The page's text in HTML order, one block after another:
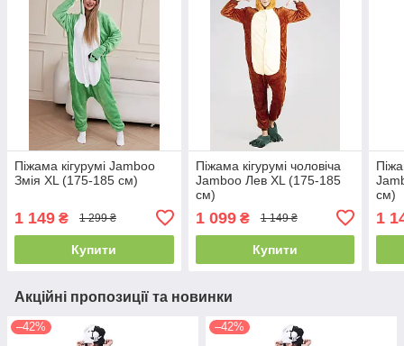
Піжама кігурумі Jamboo
Змія XL (175-185 см)
1 149 ₴ 1 299 ₴
Купити
Піжама кігурумі чоловіча
Jamboo Лев XL (175-185
см)
1 099₴ 1 149 ₴
Купити
см)
1
Акційні пропозиції та новинки
–42% –42%